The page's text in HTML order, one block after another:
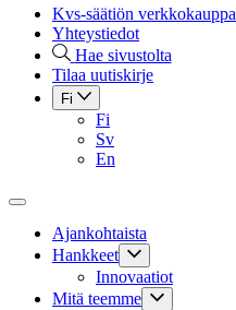
Kvs-säätiön verkkokauppa
Yhteystiedot
Hae sivustolta
Tilaa uutiskirje
Fi
Fi
Sv
En
Ajankohtaista
Hankkeet
Innovaatiot
Mitä teemme